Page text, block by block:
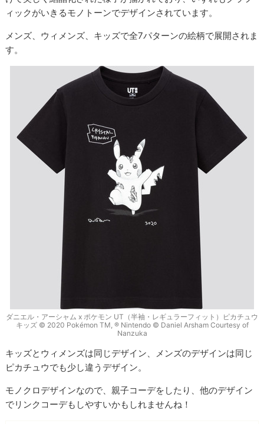
ィックがいきるモノトーンでデザインされています。
メンズ、ウィメンズ、キッズで全7パターンの絵柄で展開されま
す。
ダニエル・アーシャム x ポケモン UT（半袖・レギュラーフィット）ピカチュウ
キッズ © 2020 Pokémon TM, ® Nintendo © Daniel Arsham Courtesy of
Nanzuka
キッズとウィメンズは同じデザイン、メンズのデザインは同じ
ピカチュウでも少し違うデザイン。
モノクロデザインなので、親子コーデをしたり、他のデザイン
でリンクコーデもしやすいかもしれませんね！